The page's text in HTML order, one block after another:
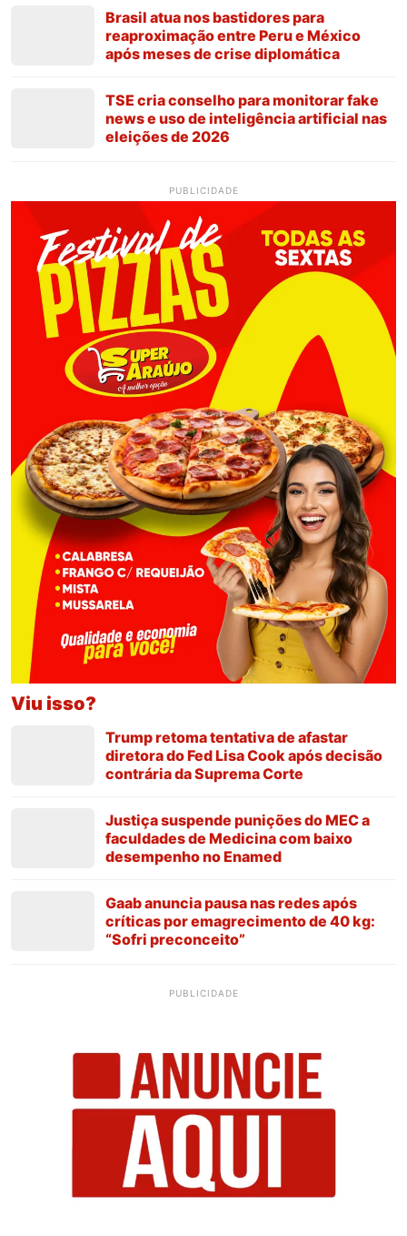
Brasil atua nos bastidores para
reaproximação entre Peru e México
após meses de crise diplomática
TSE cria conselho para monitorar fake
news e uso de inteligência artificial nas
eleições de 2026
PUBLICIDADE
Viu isso?
Trump retoma tentativa de afastar
diretora do Fed Lisa Cook após decisão
contrária da Suprema Corte
Justiça suspende punições do MEC a
faculdades de Medicina com baixo
desempenho no Enamed
Gaab anuncia pausa nas redes após
críticas por emagrecimento de 40 kg:
“Sofri preconceito”
PUBLICIDADE